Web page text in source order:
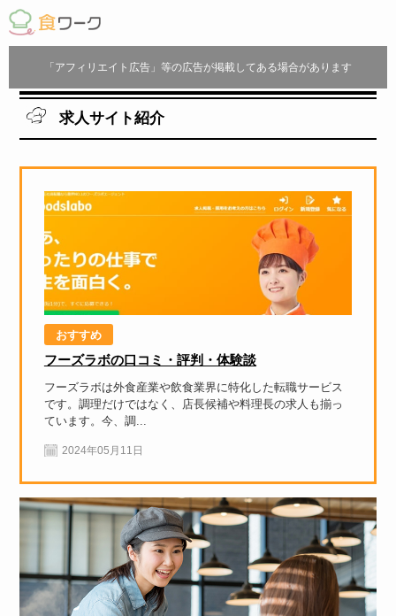
「アフィリエイト広告」等の広告が掲載してある場合があります
求人サイト紹介
おすすめ
フーズラボの口コミ・評判・体験談
フーズラボは外食産業や飲食業界に特化した転職サービス
です。調理だけではなく、店長候補や料理長の求人も揃っ
ています。今、調...
2024年05月11日